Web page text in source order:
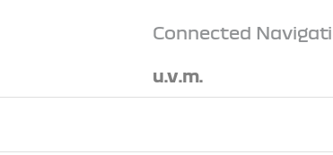
Connected
u.v.m.